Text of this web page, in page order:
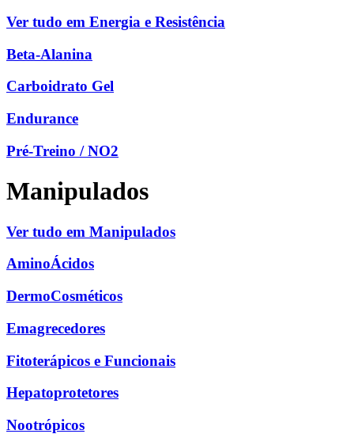
Ver tudo em Energia e Resistência
Beta-Alanina
Carboidrato Gel
Endurance
Pré-Treino / NO2
Manipulados
Ver tudo em Manipulados
AminoÁcidos
DermoCosméticos
Emagrecedores
Fitoterápicos e Funcionais
Hepatoprotetores
Nootrópicos